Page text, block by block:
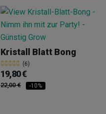
Kristall Blatt Bong
(6)
19,80 €
22,00 € -10%